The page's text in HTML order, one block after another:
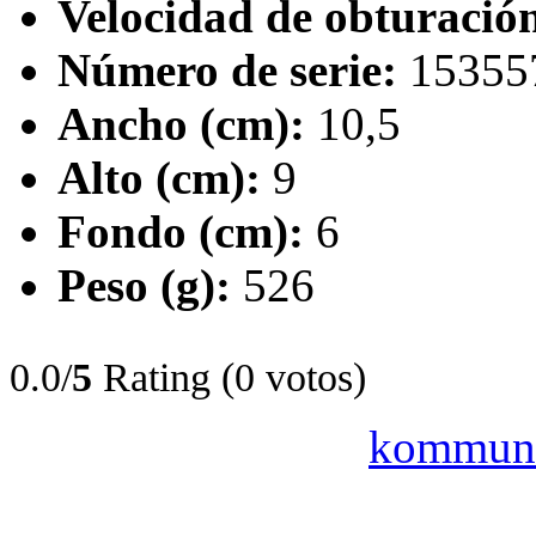
Velocidad de
Número de serie:
Ancho (cm): 10,5
Alto (cm): 9
Fondo (cm): 6
Peso (g): 526
0.0/5 Rating (0 votos)